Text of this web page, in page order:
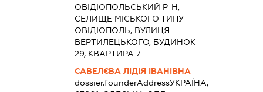
ОВІДІОПОЛЬСЬКИЙ Р-Н,
СЕЛИЩЕ МІСЬКОГО ТИПУ
ОВІДІОПОЛЬ, ВУЛИЦЯ
ВЕРТИЛЕЦЬКОГО, БУДИНОК
29, КВАРТИРА 7
САВЕЛЄВА ЛІДІЯ ІВАНІВНА
dossier.founderAddressУКРАЇНА,